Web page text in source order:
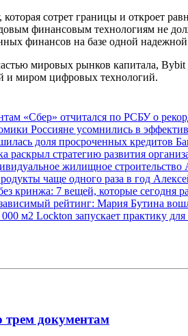
сотрет границы и откроет
финансовым технологиям не
финансов на базе одной
мировых рынков капитала, Bybit
и миром цифровых технологий.
«Сбер» отчитался по РСБУ о
Россияне усомнились в
доля просроченных кредитов
раскрыл стратегию развития
жилищное строительство
чаще одного раза в год
кринжа: 7 вещей, которые сегодня
рейтинг: Мария Бутина
м2 Lockton запускает практику
документам